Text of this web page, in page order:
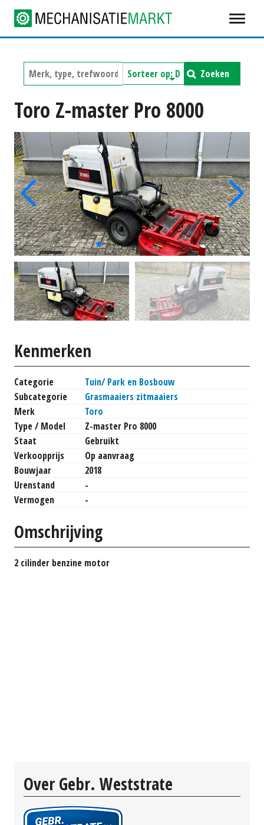
Zoeken
Toro Z-master Pro 8000
Kenmerken
Categorie
Tuin/ Park en Bosbouw
Subcategorie
Grasmaaiers zitmaaiers
Merk
Toro
Type / Model
Z-master Pro 8000
Staat
Gebruikt
Verkoopprijs
Op aanvraag
Bouwjaar
2018
Urenstand
-
Vermogen
-
Omschrijving
2 cilinder benzine motor
Over Gebr. Weststrate